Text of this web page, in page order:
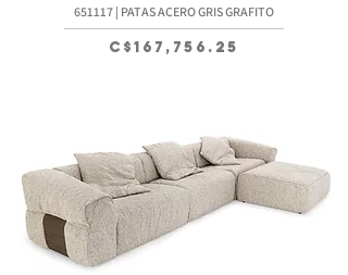
651117 | PATAS ACERO GRIS GRAFITO
Precio
C$167,756.25